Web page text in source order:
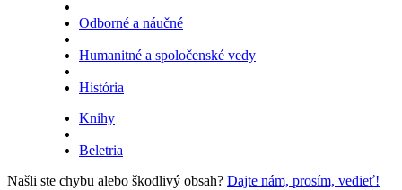
Odborné a náučné
Humanitné a spoločenské vedy
História
Knihy
Beletria
Našli ste chybu alebo škodlivý obsah? Dajte nám, prosím, vedieť!